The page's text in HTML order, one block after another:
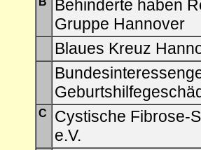
Behinderte haben
Gruppe Hannover
Blaues Kreuz
C
Cystische Fibrose-
e.V.